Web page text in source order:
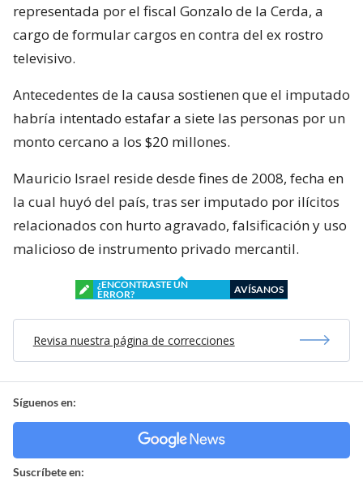
representada por el fiscal Gonzalo de la Cerda, a
cargo de formular cargos en contra del ex rostro
televisivo.
Antecedentes de la causa sostienen que el imputado
habría intentado estafar a siete las personas por un
monto cercano a los $20 millones.
Mauricio Israel reside desde fines de 2008, fecha en
la cual huyó del país, tras ser imputado por ilícitos
relacionados con hurto agravado, falsificación y uso
malicioso de instrumento privado mercantil.
¿ENCONTRASTE UN
ERROR?
AVÍSANOS
Revisa nuestra página de correcciones
Síguenos en:
Suscríbete en: